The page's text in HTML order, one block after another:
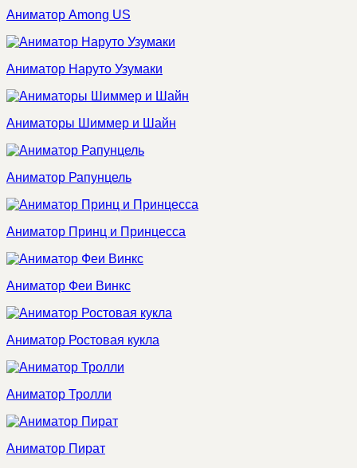
Аниматор Among US
Аниматор Наруто Узумаки
Аниматоры Шиммер и Шайн
Аниматор Рапунцель
Аниматор Принц и Принцесса
Аниматор Феи Винкс
Аниматор Ростовая кукла
Аниматор Тролли
Аниматор Пират